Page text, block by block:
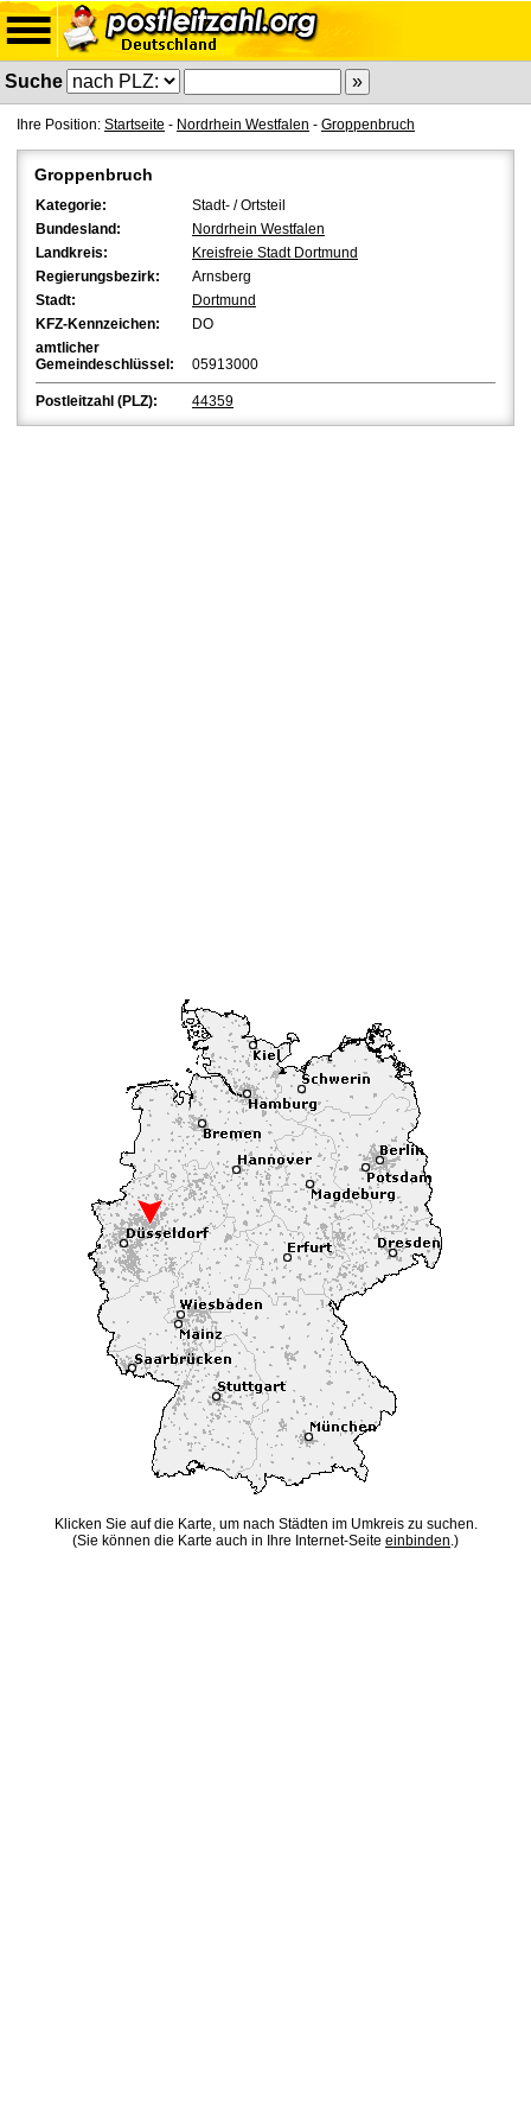
Suche
Ihre Position: Startseite - Nordrhein Westfalen - Groppenbruch
Groppenbruch
Kategorie:
Stadt- / Ortsteil
Bundesland:
Nordrhein Westfalen
Landkreis:
Kreisfreie Stadt Dortmund
Regierungsbezirk:
Arnsberg
Stadt:
Dortmund
KFZ-Kennzeichen:
DO
amtlicher
Gemeindeschlüssel:
05913000
Postleitzahl (PLZ): 44359
Klicken Sie auf die Karte, um nach Städten im Umkreis zu suchen.
(Sie können die Karte auch in Ihre Internet-Seite einbinden.)